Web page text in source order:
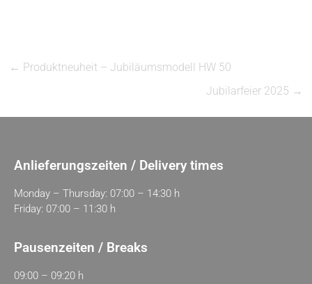
← Produktneuheit – Jubiläumsmodell HW 50
Jubilarfeier 2025 →
Anlieferungszeiten / Delivery times
Monday – Thursday: 07:00 – 14:30 h
Friday: 07:00 – 11:30 h
Pausenzeiten / Breaks
09:00 – 09:20 h